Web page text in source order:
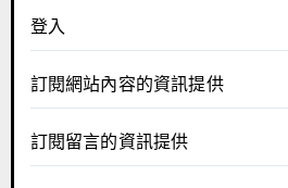
登入
訂閱網站內容的資訊提供
訂閱留言的資訊提供